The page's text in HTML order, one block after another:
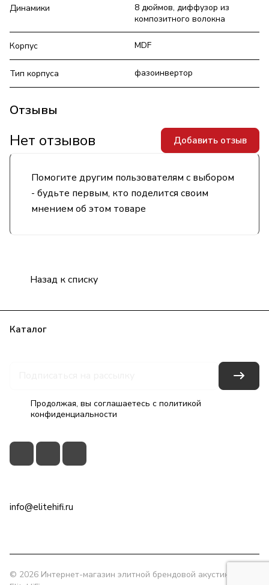
Динамики
8 дюймов, диффузор из
композитного волокна
Корпус MDF
Тип корпуса фазоинвертор
Отзывы
Помогите другим пользователям с выбором
- будьте первым, кто поделится своим
мнением об этом товаре
Нет отзывов Добавить отзыв
Назад к списку
Каталог
Продолжая, вы соглашаетесь с политикой
конфиденциальности
info@elitehifi.ru
© 2026 Интернет-магазин элитной брендовой акустики